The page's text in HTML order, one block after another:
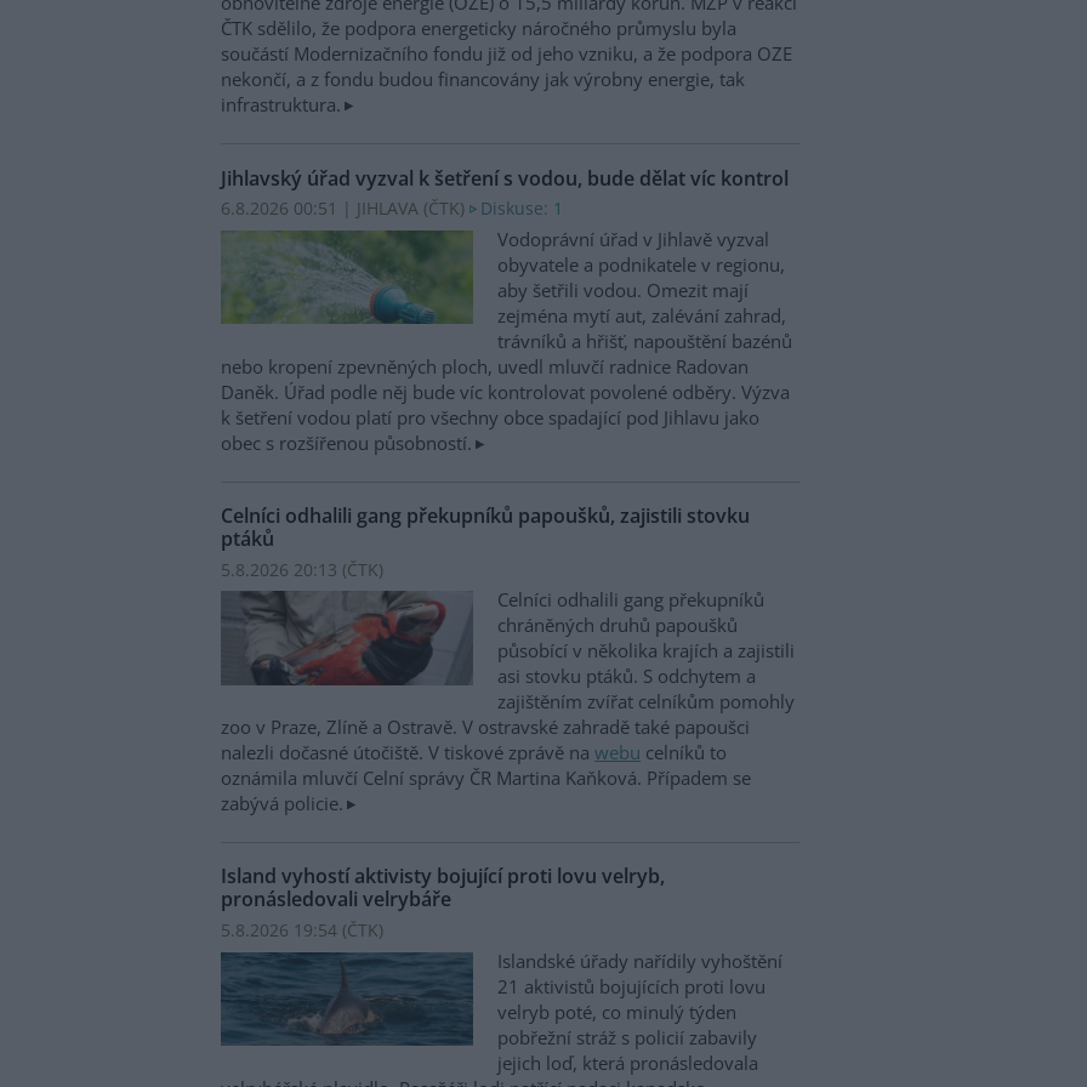
ČTK sdělilo, že podpora energeticky náročného průmyslu byla
součástí Modernizačního fondu již od jeho vzniku, a že podpora OZE
nekončí, a z fondu budou financovány jak výrobny energie, tak
infrastruktura.
Jihlavský úřad vyzval k šetření s vodou, bude dělat víc kontrol
6.8.2026 00:51 | JIHLAVA (ČTK) Diskuse: 1
Vodoprávní úřad v Jihlavě vyzval
obyvatele a podnikatele v regionu,
aby šetřili vodou. Omezit mají
zejména mytí aut, zalévání zahrad,
trávníků a hřišť, napouštění bazénů
nebo kropení zpevněných ploch, uvedl mluvčí radnice Radovan
Daněk. Úřad podle něj bude víc kontrolovat povolené odběry. Výzva
k šetření vodou platí pro všechny obce spadající pod Jihlavu jako
obec s rozšířenou působností.
Celníci odhalili gang překupníků papoušků, zajistili stovku
ptáků
5.8.2026 20:13 (ČTK)
Celníci odhalili gang překupníků
chráněných druhů papoušků
působící v několika krajích a zajistili
asi stovku ptáků. S odchytem a
zajištěním zvířat celníkům pomohly
zoo v Praze, Zlíně a Ostravě. V ostravské zahradě také papoušci
nalezli dočasné útočiště. V tiskové zprávě na webu celníků to
oznámila mluvčí Celní správy ČR Martina Kaňková. Případem se
zabývá policie.
Island vyhostí aktivisty bojující proti lovu velryb,
pronásledovali velrybáře
5.8.2026 19:54 (ČTK)
Islandské úřady nařídily vyhoštění
21 aktivistů bojujících proti lovu
velryb poté, co minulý týden
pobřežní stráž s policií zabavily
jejich loď, která pronásledovala